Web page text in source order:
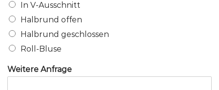
In V-Ausschnitt
Halbrund offen
Halbrund geschlossen
Roll-Bluse
Weitere Anfrage